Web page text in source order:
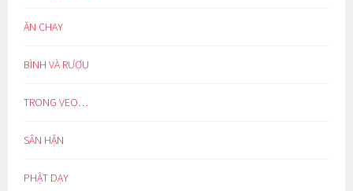
ĂN CHAY
BÌNH VÀ RƯỢU
TRONG VEO…
SÂN HẬN
PHẬT DẠY